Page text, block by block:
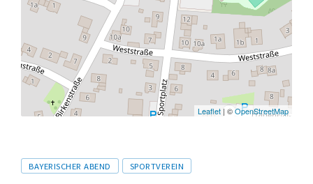
Leaflet | ©OpenStreetMap
Tags
BAYERISCHER ABEND SPORTVEREIN